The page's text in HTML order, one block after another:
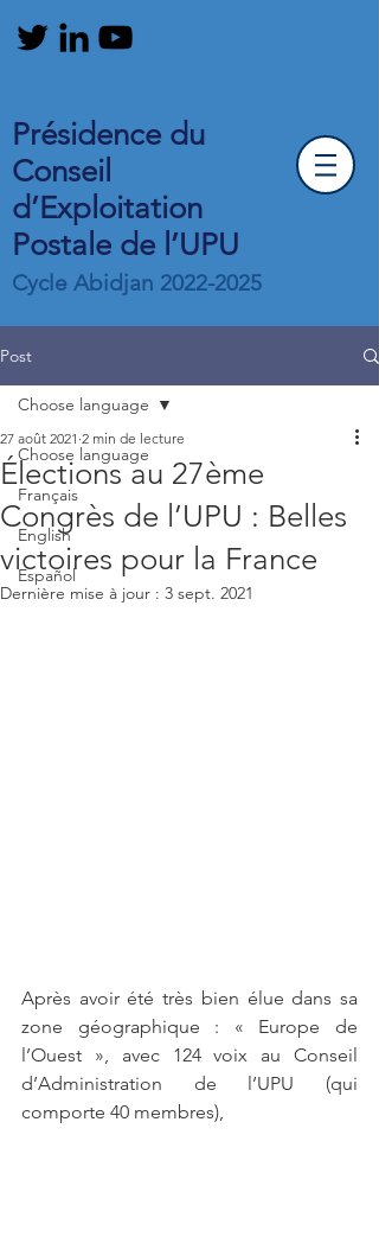
Présidence du
Conseil
d’Exploitation
Postale de l’UPU
Cycle Abidjan 2022-2025
Post
Choose language
Français
English
Español
Choose language
Élections au 27ème
Congrès de l’UPU : Belles
victoires pour la France
27 août 2021 2 min de lecture
Dernière mise à jour : 3 sept. 2021
Après avoir été très bien élue dans sa
zone géographique : « Europe de
l’Ouest », avec 124 voix au Conseil
d’Administration de l’UPU (qui
comporte 40 membres),